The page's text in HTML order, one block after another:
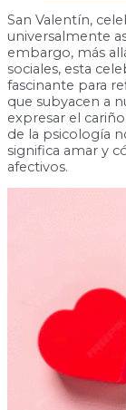
San Valentín,
universalmente
embargo, más
sociales, esta
fascinante para
que subyacen a
expresar el
de la psicología
significa amar y
afectivos.